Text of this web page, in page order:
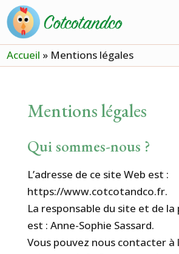
Accueil » Mentions légales
Mentions légales
Qui sommes-nous ?
L’adresse de ce site Web est :
https://www.cotcotandco.fr.
La responsable du site et de
est : Anne-Sophie Sassard.
Vous pouvez nous contacter à